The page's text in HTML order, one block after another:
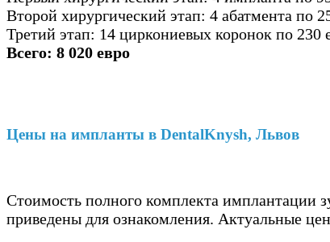
Второй хирургический этап: 4 абатмента по
Третий этап: 14 циркониевых коронок по 230
Всего: 8 020 евро
Цены на импланты в DentalKnysh, Львов
Стоимость полного комплекта имплантации
приведены для ознакомления. Актуальные